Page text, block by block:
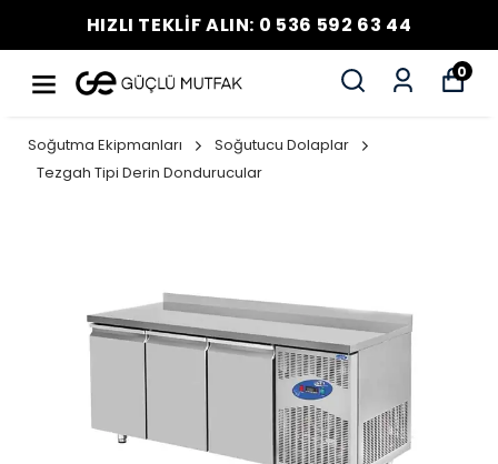
HIZLI TEKLİF ALIN: 0 536 592 63 44
0
Soğutma Ekipmanları
Soğutucu Dolaplar
Tezgah Tipi Derin Dondurucular